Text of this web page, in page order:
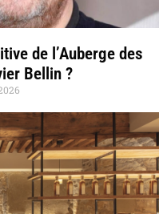
de l’Auberge des
Bellin ?